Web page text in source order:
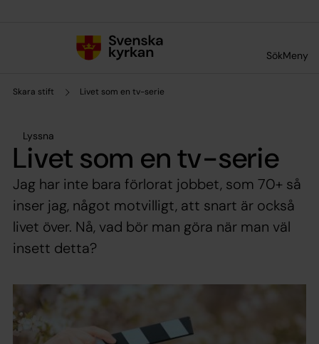
SökMeny
Skara stift Livet som en tv-serie
Lyssna
Livet som en tv-serie
Jag har inte bara förlorat jobbet, som 70+ så
inser jag, något motvilligt, att snart är också
livet över. Nå, vad bör man göra när man väl
insett detta?